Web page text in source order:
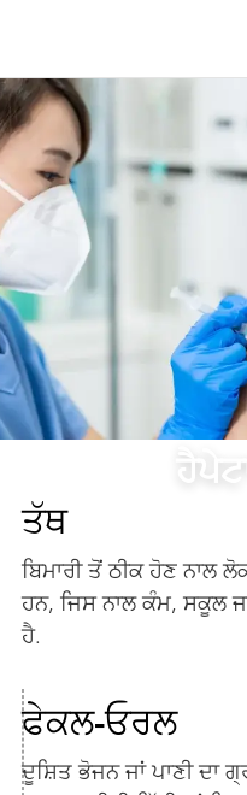
ਤੱਥ
ਬਿਮਾਰੀ ਤੋਂ ਠੀਕ ਹੋਣ ਨਾਲ
ਹਨ, ਜਿਸ ਨਾਲ ਕੰਮ, ਸਕੂਲ
ਹੈ.
ਫੇਕਲ-ਓਰਲ
ਦੂਸ਼ਿਤ ਭੋਜਨ ਜਾਂ ਪਾਣੀ ਦਾ